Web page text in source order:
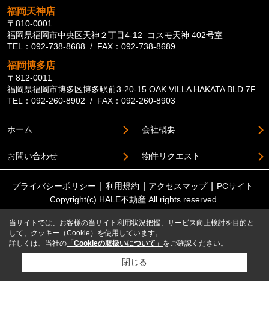
福岡天神店
〒810-0001
福岡県福岡市中央区天神２丁目4-12 コスモ天神 402号室
TEL：092-738-8688 / FAX：092-738-8689
福岡博多店
〒812-0011
福岡県福岡市博多区博多駅前3-20-15 OAK VILLA HAKATA BLD.7F
TEL：092-260-8902 / FAX：092-260-8903
ホーム 会社概要
お問い合わせ 物件リクエスト
プライバシーポリシー 利用規約 アクセスマップ
PCサイト
Copyright(c) HALE不動産 All rights reserved.
当サイトでは、お客様の当サイト利用状況把握、サービス向上検討を目的と
して、クッキー（Cookie）を使用しています。
詳しくは、当社の 「Cookieの取扱いについて」 をご確認ください。
閉じる